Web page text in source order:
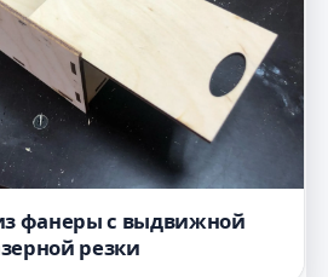
фанеры с выдвижной
резки